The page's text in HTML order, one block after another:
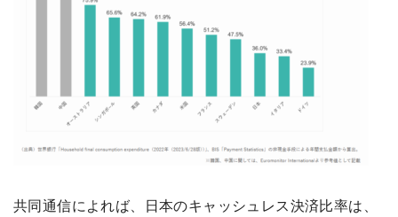
共同通信によれば、日本のキャッシュレス決済比率は、